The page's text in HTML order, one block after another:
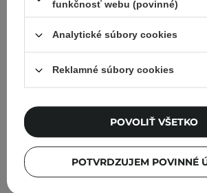
Aromatica - Quinoa Protein Hair
ampula pre regeneráciu a rast
funkčnosť webu (povinné)
Analytické súbory cookies
Reklamné súbory cookies
POTVRDZUJEM POVINNÉ
POVOLIŤ VŠETKO